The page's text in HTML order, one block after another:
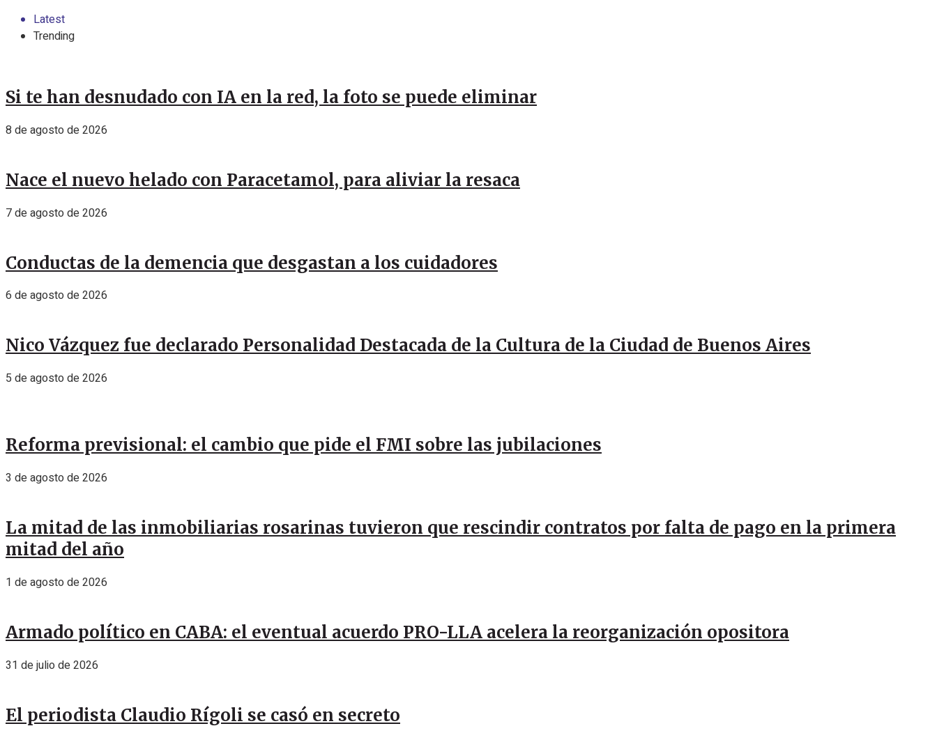
Latest
Trending
Si te han desnudado con IA en la red, la foto se puede eliminar
8 de agosto de 2026
Nace el nuevo helado con Paracetamol, para aliviar la resaca
7 de agosto de 2026
Conductas de la demencia que desgastan a los cuidadores
6 de agosto de 2026
Nico Vázquez fue declarado Personalidad Destacada de la Cultura de la Ciudad de Buenos Aires
5 de agosto de 2026
Reforma previsional: el cambio que pide el FMI sobre las jubilaciones
3 de agosto de 2026
La mitad de las inmobiliarias rosarinas tuvieron que rescindir contratos por falta de pago en la primera
mitad del año
1 de agosto de 2026
Armado político en CABA: el eventual acuerdo PRO-LLA acelera la reorganización opositora
31 de julio de 2026
El periodista Claudio Rígoli se casó en secreto